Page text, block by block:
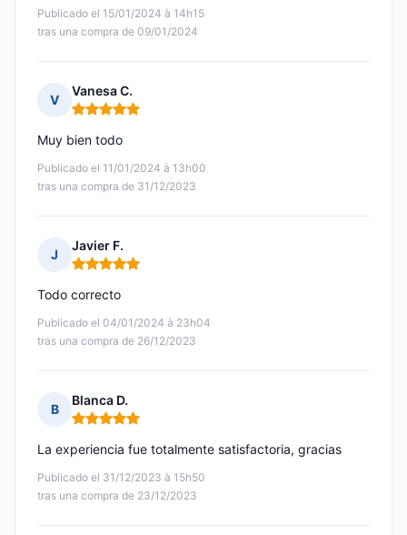
Publicado el 15/01/2024 à 14h15
tras una compra de 09/01/2024
V
Vanesa C.
Nota: 5 de 5
Publicado el 11/01/2024 à 13h00
tras una compra de 31/12/2023
Muy bien todo
J
Javier F.
Nota: 5 de 5
Publicado el 04/01/2024 à 23h04
tras una compra de 26/12/2023
Todo correcto
B
Blanca D.
Nota: 5 de 5
Publicado el 31/12/2023 à 15h50
tras una compra de 23/12/2023
La experiencia fue totalmente satisfactoria, gracias